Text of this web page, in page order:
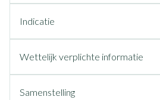
Indicatie
Wettelijk verplichte informatie
Samenstelling